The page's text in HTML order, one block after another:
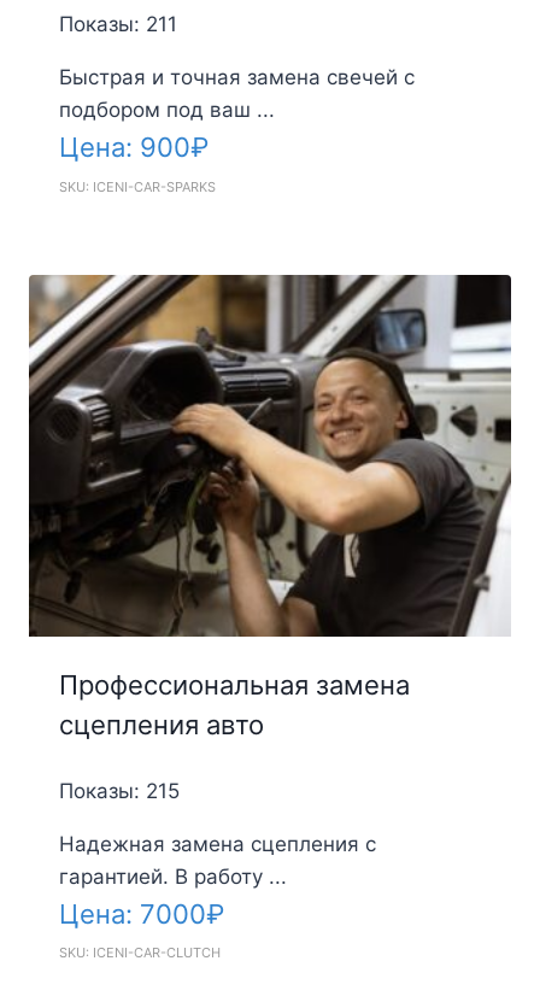
Показы: 211
Быстрая и точная замена свечей с
подбором под ваш ...
Цена: 900₽
SKU: ICENI-CAR-SPARKS
Профессиональная замена
сцепления авто
Показы: 215
Надежная замена сцепления с
гарантией. В работу ...
Цена: 7000₽
SKU: ICENI-CAR-CLUTCH